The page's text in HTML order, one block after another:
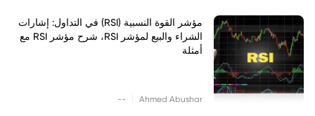
مؤشر القوة النسبية (RSI) في التداول: إشارات
الشراء والبيع لمؤشر RSI، شرح مؤشر RSI مع
أمثلة
Ahmed Abushar
--